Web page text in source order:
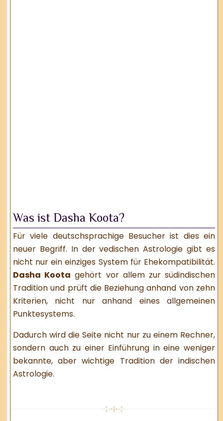
Was ist Dasha Koota?
Für viele deutschsprachige Besucher ist dies ein
neuer Begriff. In der vedischen Astrologie gibt es
nicht nur ein einziges System für Ehekompatibilität.
Dasha Koota gehört vor allem zur südindischen
Tradition und prüft die Beziehung anhand von zehn
Kriterien, nicht nur anhand eines allgemeinen
Punktesystems.
Dadurch wird die Seite nicht nur zu einem Rechner,
sondern auch zu einer Einführung in eine weniger
bekannte, aber wichtige Tradition der indischen
Astrologie.